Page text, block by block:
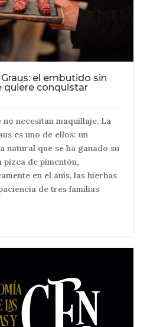
el embutido sin
quiere conquistar
no necesitan maquillaje. La
es uno de ellos: un
natural que se ha ganado su
pizca de pimentón,
en el anís, las hierbas
de tres familias